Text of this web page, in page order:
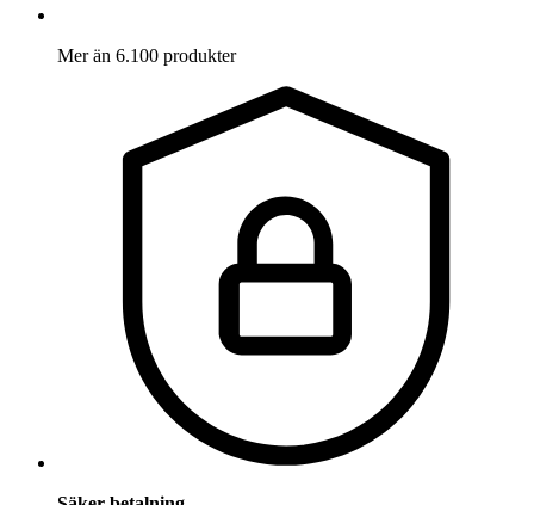
Mer än 6.100 produkter